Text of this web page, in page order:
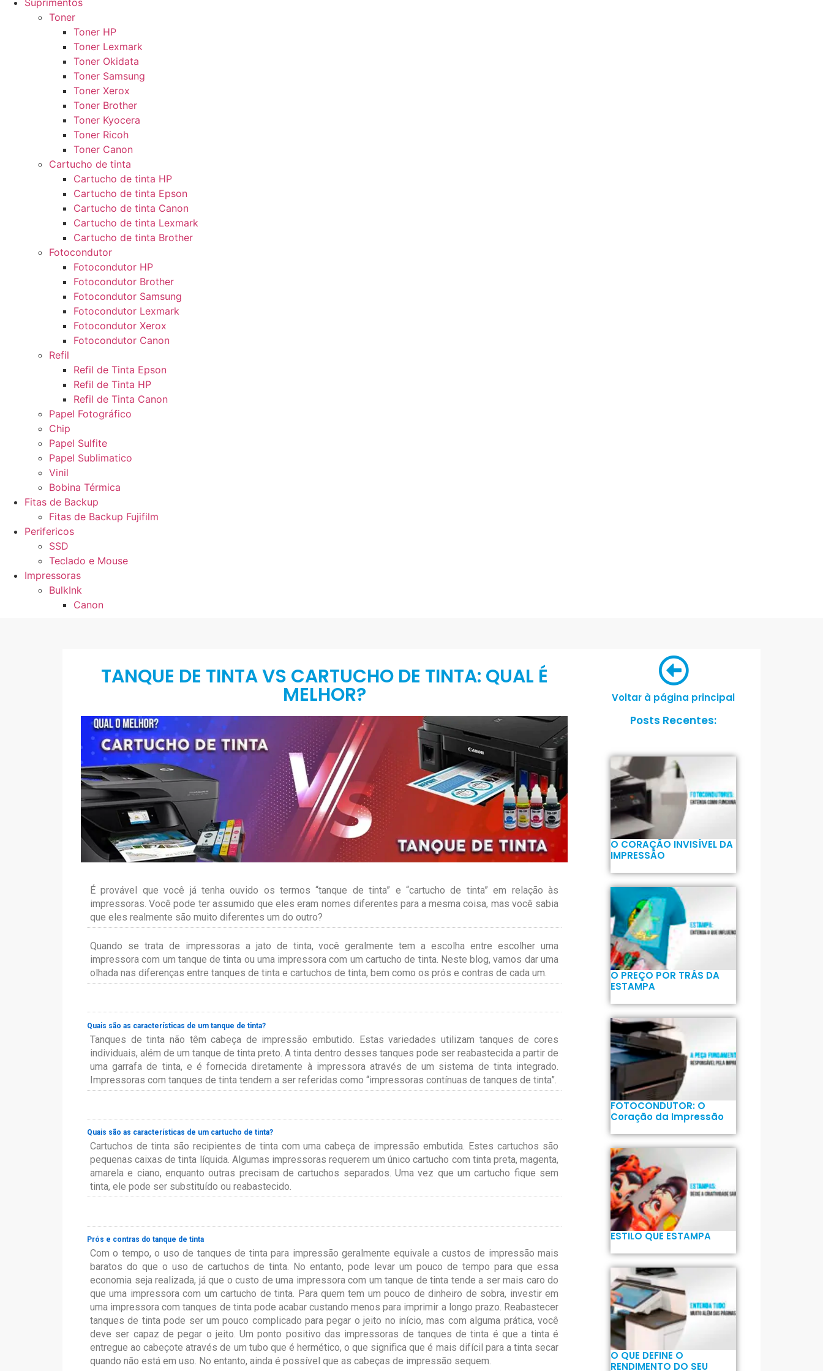
Suprimentos
Toner
Toner HP
Toner Lexmark
Toner Okidata
Toner Samsung
Toner Xerox
Toner Brother
Toner Kyocera
Toner Ricoh
Toner Canon
Cartucho de tinta
Cartucho de tinta HP
Cartucho de tinta Epson
Cartucho de tinta Canon
Cartucho de tinta Lexmark
Cartucho de tinta Brother
Fotocondutor
Fotocondutor HP
Fotocondutor Brother
Fotocondutor Samsung
Fotocondutor Lexmark
Fotocondutor Xerox
Fotocondutor Canon
Refil
Refil de Tinta Epson
Refil de Tinta HP
Refil de Tinta Canon
Papel Fotográfico
Chip
Papel Sulfite
Papel Sublimatico
Vinil
Bobina Térmica
Fitas de Backup
Fitas de Backup Fujifilm
Perifericos
SSD
Teclado e Mouse
Impressoras
BulkInk
Canon
TANQUE DE TINTA VS CARTUCHO DE TINTA: QUAL É
MELHOR?
É provável que você já tenha ouvido os termos “tanque de tinta” e “cartucho de tinta” em relação às
impressoras. Você pode ter assumido que eles eram nomes diferentes para a mesma coisa, mas você sabia
que eles realmente são muito diferentes um do outro?
Quando se trata de impressoras a jato de tinta, você geralmente tem a escolha entre escolher uma
impressora com um tanque de tinta ou uma impressora com um cartucho de tinta. Neste blog, vamos dar uma
olhada nas diferenças entre tanques de tinta e cartuchos de tinta, bem como os prós e contras de cada um.
Quais são as características de um tanque de tinta?
Tanques de tinta não têm cabeça de impressão embutido. Estas variedades utilizam tanques de cores
individuais, além de um tanque de tinta preto. A tinta dentro desses tanques pode ser reabastecida a partir de
uma garrafa de tinta, e é fornecida diretamente à impressora através de um sistema de tinta integrado.
Impressoras com tanques de tinta tendem a ser referidas como “impressoras contínuas de tanques de tinta”.
Quais são as características de um cartucho de tinta?
Cartuchos de tinta são recipientes de tinta com uma cabeça de impressão embutida. Estes cartuchos são
pequenas caixas de tinta líquida. Algumas impressoras requerem um único cartucho com tinta preta, magenta,
amarela e ciano, enquanto outras precisam de cartuchos separados. Uma vez que um cartucho fique sem
tinta, ele pode ser substituído ou reabastecido.
Prós e contras do tanque de tinta
Com o tempo, o uso de tanques de tinta para impressão geralmente equivale a custos de impressão mais
baratos do que o uso de cartuchos de tinta. No entanto, pode levar um pouco de tempo para que essa
economia seja realizada, já que o custo de uma impressora com um tanque de tinta tende a ser mais caro do
que uma impressora com um cartucho de tinta. Para quem tem um pouco de dinheiro de sobra, investir em
uma impressora com tanques de tinta pode acabar custando menos para imprimir a longo prazo. Reabastecer
tanques de tinta pode ser um pouco complicado para pegar o jeito no início, mas com alguma prática, você
deve ser capaz de pegar o jeito. Um ponto positivo das impressoras de tanques de tinta é que a tinta é
entregue ao cabeçote através de um tubo que é hermético, o que significa que é mais difícil para a tinta secar
quando não está em uso. No entanto, ainda é possível que as cabeças de impressão sequem.
Voltar à página principal
Posts Recentes:
O CORAÇÃO INVISÍVEL DA
IMPRESSÃO
O PREÇO POR TRÁS DA
ESTAMPA
FOTOCONDUTOR: O
Coração da Impressão
ESTILO QUE ESTAMPA
O QUE DEFINE O
RENDIMENTO DO SEU